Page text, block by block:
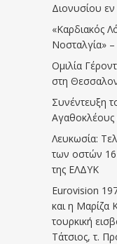
Διονυσίου
«Καρδιακός
Νοσταλγία» –
Ομιλία
στη
Συνέντευξη
Αγαθοκλέους
Λευκωσία:
των οστών
της ΕΛΔΥΚ
Eurovision
και η Μαρίζα
τουρκική
Τάτσιος, τ.